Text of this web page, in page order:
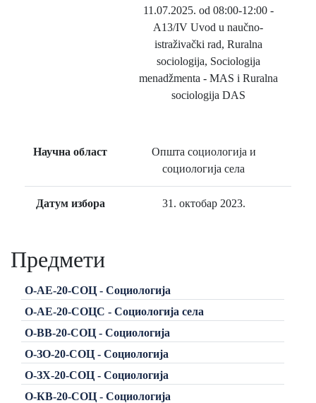
11.07.2025. od 08:00-12:00 -
A13/IV Uvod u naučno-
istraživački rad, Ruralna
sociologija, Sociologija
menadžmenta - MAS i Ruralna
sociologija DAS
Научна област
Општа социологија и
социологија села
Датум избора 31. октобар 2023.
Предмети
О-АЕ-20-СОЦ - Социологија
О-АЕ-20-СОЦС - Социологија села
О-ВВ-20-СОЦ - Социологија
О-ЗО-20-СОЦ - Социологија
О-ЗХ-20-СОЦ - Социологија
О-КВ-20-СОЦ - Социологија